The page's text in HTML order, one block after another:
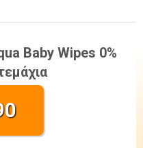
Baby Wipes 0%